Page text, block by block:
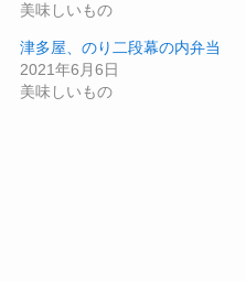
美味しいもの
津多屋、のり二段幕の内弁当
2021年6月6日
美味しいもの